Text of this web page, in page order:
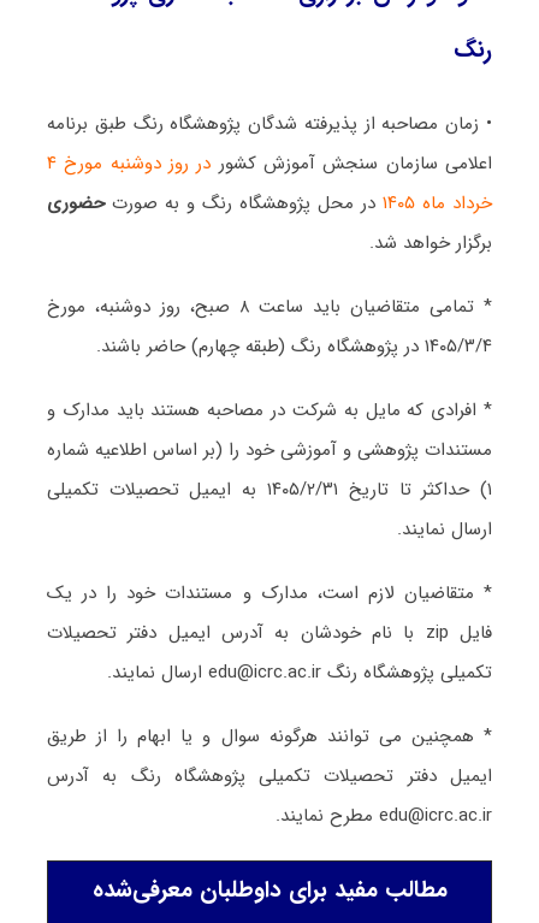
رنگ
• زمان مصاحبه از پذیرفته شدگان پژوهشگاه رنگ طبق برنامه
اعلامی سازمان سنجش آموزش کشور
در روز دوشنبه مورخ ۴
خرداد ماه ۱۴۰۵
در محل پژوهشگاه رنگ و به صورتحضوری
برگزار خواهد شد.
* تمامی متقاضیان باید ساعت ۸ صبح، روز دوشنبه، مورخ
۱۴۰۵/۳/۴ در پژوهشگاه رنگ (طبقه چهارم) حاضر باشند.
* افرادی که مایل به شرکت در مصاحبه هستند باید مدارک و
مستندات پژوهشی و آموزشی خود را (بر اساس اطلاعیه شماره
۱) حداکثر تا تاریخ ۱۴۰۵/۲/۳۱ به ایمیل تحصیلات تکمیلی
ارسال نمایند.
* متقاضیان لازم است، مدارک و مستندات خود را در یک
فایل zip با نام خودشان به آدرس ایمیل دفتر تحصیلات
تکمیلی پژوهشگاه رنگ edu@icrc.ac.ir ارسال نمایند.
* همچنین می توانند هرگونه سوال و یا ابهام را از طریق
ایمیل دفتر تحصیلات تکمیلی پژوهشگاه رنگ به آدرس
edu@icrc.ac.ir مطرح نمایند.
مطالب مفید برای داوطلبان معرفی‌شده